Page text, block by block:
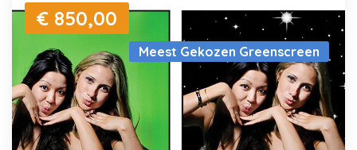
Meest Gekozen Greenscreen
€ 850,00